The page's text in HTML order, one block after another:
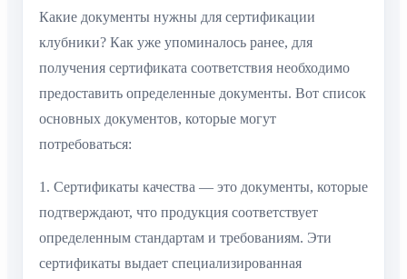
Какие документы нужны для сертификации
клубники? Как уже упоминалось ранее, для
получения сертификата соответствия необходимо
предоставить определенные документы. Вот список
основных документов, которые могут
потребоваться:
1. Сертификаты качества — это документы, которые
подтверждают, что продукция соответствует
определенным стандартам и требованиям. Эти
сертификаты выдает специализированная